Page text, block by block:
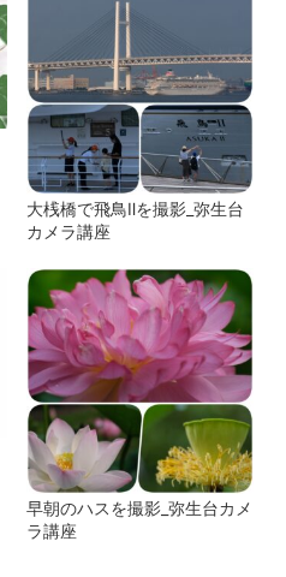
大桟橋で飛鳥Ⅱを撮影_弥生台
カメラ講座
早朝のハスを撮影_弥生台カメ
ラ講座